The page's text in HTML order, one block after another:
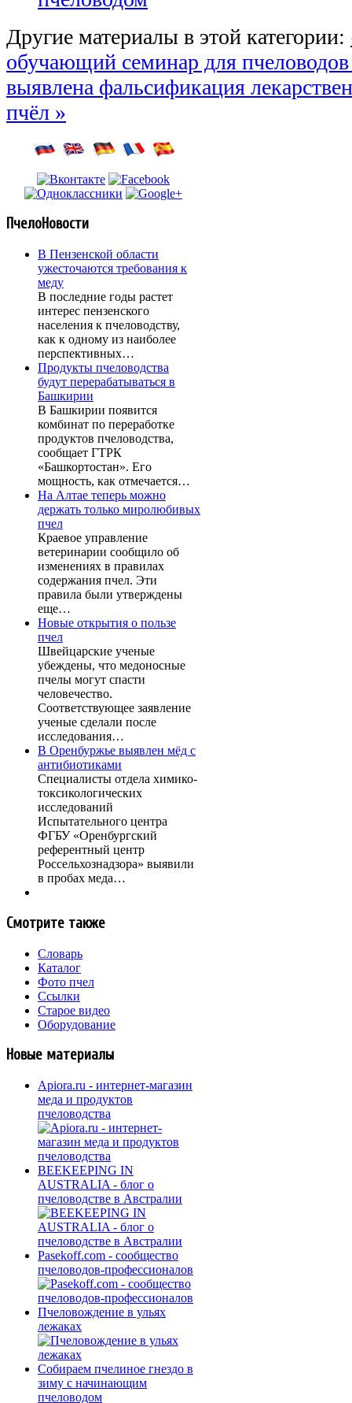
Другие материалы в этой категории:
обучающий семинар для
выявлена фальсификация
пчёл »
ПчелоНовости
В Пензенской области
ужесточаются требования к
меду
В последние годы растет
интерес пензенского
населения к пчеловодству,
как к одному из наиболее
перспективных…
Продукты пчеловодства
будут перерабатываться в
Башкирии
В Башкирии появится
комбинат по переработке
продуктов пчеловодства,
сообщает ГТРК
«Башкортостан». Его
мощность, как отмечается…
На Алтае теперь можно
держать только миролюбивых
пчел
Краевое управление
ветеринарии сообщило об
изменениях в правилах
содержания пчел. Эти
правила были утверждены
еще…
Новые открытия о пользе
пчел
Швейцарские ученые
убеждены, что медоносные
пчелы могут спасти
человечество.
Соответствующее заявление
ученые сделали после
исследования…
В Оренбуржье выявлен мёд с
антибиотиками
Специалисты отдела химико-
токсикологических
исследований
Испытательного центра
ФГБУ «Оренбургский
референтный центр
Россельхознадзора» выявили
в пробах меда…
Смотрите также
Словарь
Каталог
Фото пчел
Ссылки
Старое видео
Оборудование
Новые материалы
Apiora.ru - интернет-магазин
меда и продуктов
пчеловодства
BEEKEEPING IN
AUSTRALIA - блог о
пчеловодстве в Австралии
Pasekoff.com - сообщество
пчеловодов-профессионалов
Пчеловождение в ульях
лежаках
Собираем пчелиное гнездо в
зиму с начинающим
пчеловодом